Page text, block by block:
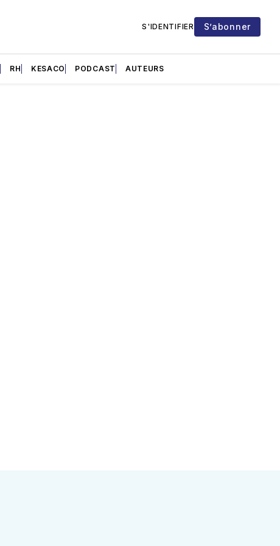
S'IDENTIFIER S’abonner
RH KESACO PODCAST AUTEURS